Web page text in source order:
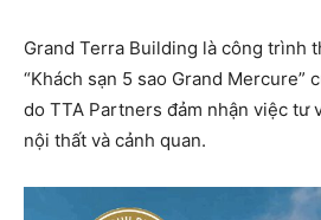
Grand Terra Building là công trình
“Khách sạn 5 sao Grand Mercure”
do TTA Partners đảm nhận việc tư
nội thất và cảnh quan.